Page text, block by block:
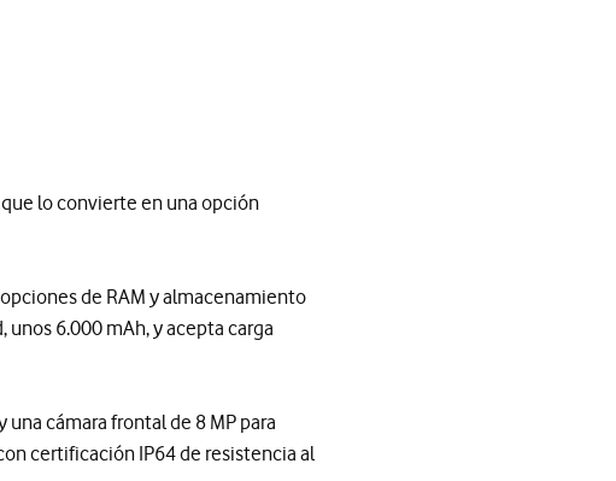
lo convierte en una opción
de RAM y almacenamiento
6.000 mAh, y acepta carga
cámara frontal de 8 MP para
certificación IP64 de resistencia al